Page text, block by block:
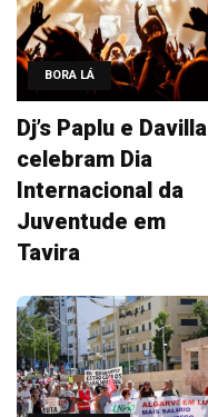
BORA LÁ
Dj’s Paplu e Davilla
celebram Dia
Internacional da
Juventude em
Tavira